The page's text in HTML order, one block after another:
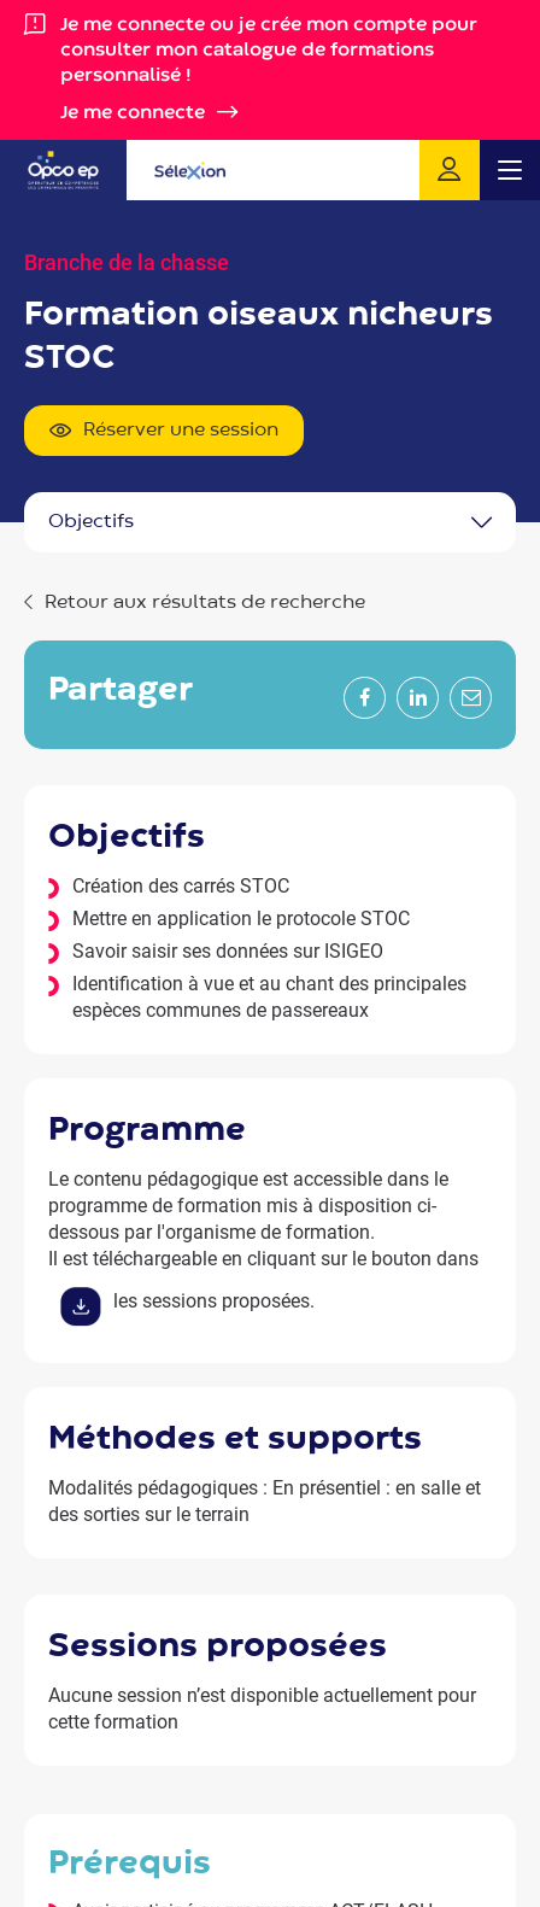
Je me connecte ou je crée mon compte pour
consulter mon catalogue de formations
personnalisé !
Je me connecte
Branche de la chasse
Formation oiseaux nicheurs
STOC
Réserver une session
objectifs
Retour aux résultats de recherche
partager FacebookLinkedIn
Mail
objectifs
Création des carrés STOC
Mettre en application le protocole STOC
Savoir saisir ses données sur ISIGEO
Identification à vue et au chant des principales
espèces communes de passereaux
programme
Le contenu pédagogique est accessible dans le
programme de formation mis à disposition ci-
dessous par l'organisme de formation.
Il est téléchargeable en cliquant sur le bouton dans
les sessions proposées.
méthodes et supports
Modalités pédagogiques : En présentiel : en salle et
des sorties sur le terrain
sessions proposées
Aucune session n’est disponible actuellement pour
cette formation
prérequis
Gestion des cookies